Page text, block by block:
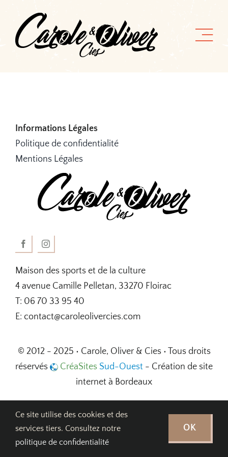
contenu
Informations Légales
Politique de confidentialité
Mentions Légales
Maison des sports et de la culture
4 avenue Camille Pelletan, 33270 Floirac
T: 06 70 33 95 40
E: contact@caroleolivercies.com
© 2012 - 2025 • Carole, Oliver & Cies • Tous droits
réservés
CréaSites Sud-Ouest - Création de site
internet à Bordeaux
Ce site utilise des cookies et des
services tiers. Consultez notre
politique de confidentialité
OK